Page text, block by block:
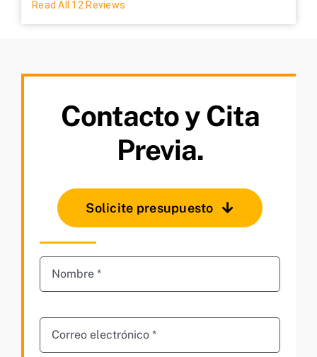
Read All 12 Reviews
Contacto y Cita
Previa.
Solicite presupuesto